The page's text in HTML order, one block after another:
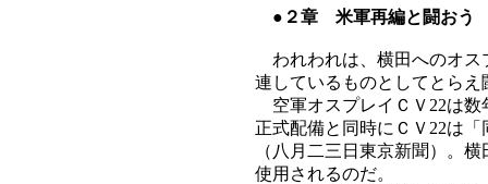
●２章 米軍再編と闘おう
われわれは、横田へのオス
連しているものとしてとらえ
空軍オスプレイＣＶ22は数
正式配備と同時にＣＶ22は
（八月二三日東京新聞）。
使用されるのだ。